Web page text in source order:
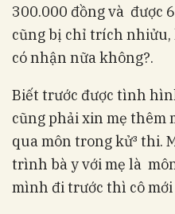
300.000 đồng và được
cũng bị chỉ trích
có nhận nữa không?.
Biết trước được tình
cũng phải xin mẹ thêm
qua môn trong kử³ thi.
trình bà y với mẹ là
mình đi trước thì cô mới